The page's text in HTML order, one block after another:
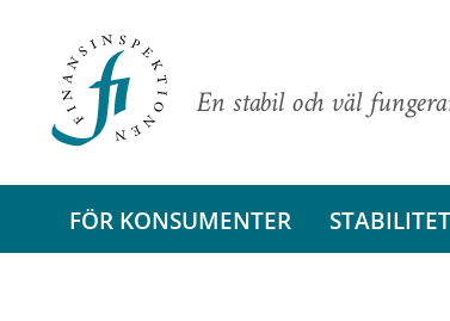
En stabil och väl
FÖR KONSUMENTER STABILITET